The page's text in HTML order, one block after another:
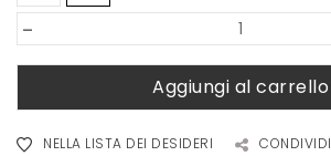
-
Aggiungi al carrello
NELLA LISTA DEI DESIDERI CONDIVIDI